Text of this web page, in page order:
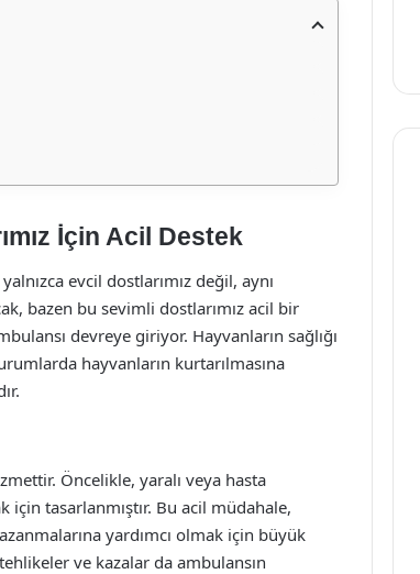
İçin Acil Destek
evcil dostlarımız değil, aynı
bazen bu sevimli dostlarımız acil bir
devreye giriyor. Hayvanların sağlığı
hayvanların kurtarılmasına
Öncelikle, yaralı veya hasta
için tasarlanmıştır. Bu acil müdahale,
yardımcı olmak için büyük
ve kazalar da ambulansın